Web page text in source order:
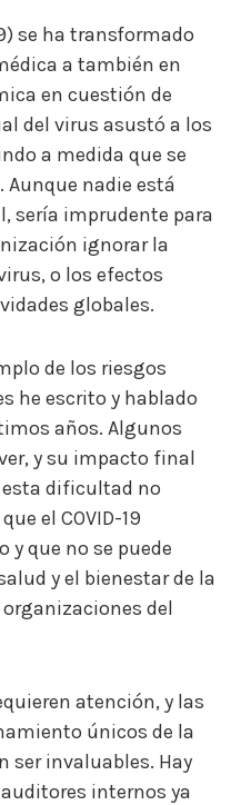
se ha transformado
a también en
en cuestión de
del virus asustó a los
a medida que se
Aunque nadie está
sería imprudente para
ignorar la
o los efectos
globales.
de los riesgos
he escrito y hablado
años. Algunos
y su impacto final
esta dificultad no
el COVID-19
y que no se puede
y el bienestar de la
del
atención, y las
únicos de la
ser invaluables. Hay
internos ya